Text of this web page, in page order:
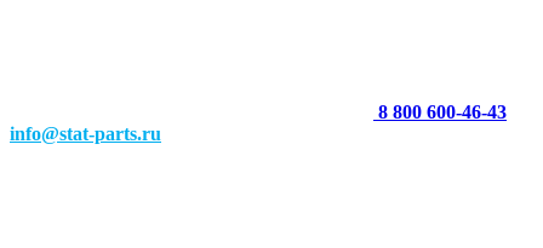
8 800 600-46-43
info@stat-parts.ru